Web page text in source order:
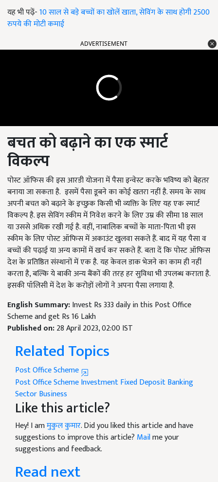
यह भी पढ़ें-10 साल से बड़े बच्चों का खोलें खाता, सेविंग के साथ होगी 2500
रुपये की मोटी कमाई
ADVERTISEMENT
बचत को बढ़ाने का एक स्मार्ट
विकल्प
पोस्ट ऑफिस की इस आरडी योजना में पैसा इन्वेस्ट करके भविष्य को बेहतर
बनाया जा सकता है. इसमें पैसा डूबने का कोई खतरा नहीं है. समय के साथ
अपनी बचत को बढ़ाने के इच्छुक किसी भी व्यक्ति के लिए यह एक स्मार्ट
विकल्प है. इस सेविंग स्कीम में निवेश करने के लिए उम्र की सीमा 18 साल
या उससे अधिक रखी गई है. वहीं, नाबालिक बच्चों के माता-पिता भी इस
स्कीम के लिए पोस्ट ऑफिस में अकाउंट खुलवा सकते हैं. बाद में यह पैसा व
बच्चों की पढ़ाई या अन्य कामों में खर्च कर सकते हैं.बता दें कि पोस्ट ऑफिस
देश के प्रतिष्ठितसंस्थानों में एक है.यह केवल डाक भेजने का काम ही नहीं
करता है, बल्कि ये बाकी अन्य बैंकों की तरह हर सुविधा भी उपलब्ध कराता है.
इसकी पॉलिसी में देश के करोड़ों लोगों ने अपना पैसा लगाया है.
English Summary:Invest Rs 333 daily in this Post Office
Scheme and get Rs 16 Lakh
Published on:28 April 2023, 02:00 IST
Related Topics
Post Office Scheme
Post Office SchemeInvestmentFixed DepositBanking
SectorBusiness
Like this article?
Hey! I amमुकुल कुमार. Did you liked this article and have
suggestions to improve this article? Mailme your
suggestions and feedback.
Read next